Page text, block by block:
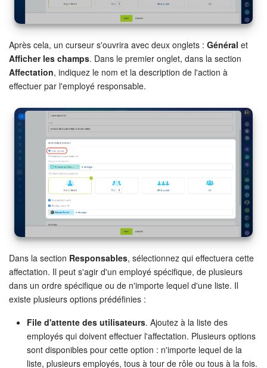
Après cela, un curseur s'ouvrira avec deux onglets : Général et
Afficher les champs. Dans le premier onglet, dans la section
Affectation, indiquez le nom et la description de l'action à
effectuer par l'employé responsable.
Dans la section Responsables, sélectionnez qui effectuera cette
affectation. Il peut s'agir d'un employé spécifique, de plusieurs
dans un ordre spécifique ou de n'importe lequel d'une liste. Il
existe plusieurs options prédéfinies :
File d'attente des utilisateurs. Ajoutez à la liste des
employés qui doivent effectuer l'affectation. Plusieurs options
sont disponibles pour cette option : n'importe lequel de la
liste, plusieurs employés, tous à tour de rôle ou tous à la fois.